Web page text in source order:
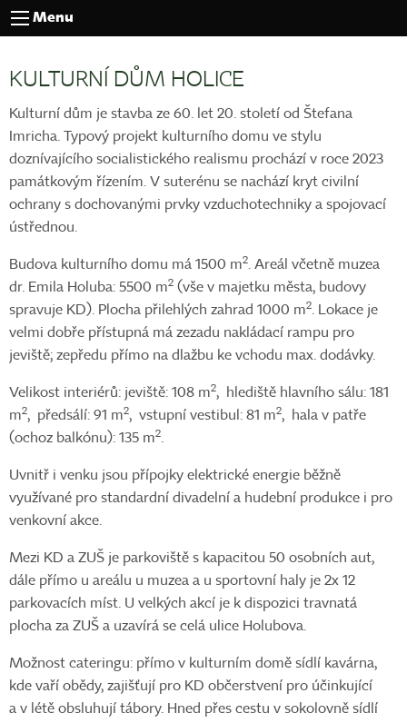
Menu
KULTURNÍ DŮM HOLICE
Kulturní dům je stavba ze 60. let 20. století od Štefana
Imricha. Typový projekt kulturního domu ve stylu
doznívajícího socialistického realismu prochází v roce 2023
památkovým řízením. V suterénu se nachází kryt civilní
ochrany s dochovanými prvky vzduchotechniky a spojovací
ústřednou.
Budova kulturního domu má 1500 m2. Areál včetně muzea
dr. Emila Holuba: 5500 m2 (vše v majetku města, budovy
spravuje KD). Plocha přilehlých zahrad 1000 m2. Lokace je
velmi dobře přístupná má zezadu nakládací rampu pro
jeviště; zepředu přímo na dlažbu ke vchodu max. dodávky.
Velikost interiérů: jeviště: 108 m2, hlediště hlavního sálu: 181
m2, předsálí: 91 m2, vstupní vestibul: 81 m2, hala v patře
(ochoz balkónu): 135 m2.
Uvnitř i venku jsou přípojky elektrické energie běžně
využívané pro standardní divadelní a hudební produkce i pro
venkovní akce.
Mezi KD a ZUŠ je parkoviště s kapacitou 50 osobních aut,
dále přímo u areálu u muzea a u sportovní haly je 2x 12
parkovacích míst. U velkých akcí je k dispozici travnatá
plocha za ZUŠ a uzavírá se celá ulice Holubova.
Možnost cateringu: přímo v kulturním domě sídlí kavárna,
kde vaří obědy, zajišťují pro KD občerstvení pro účinkující
a v létě obsluhují tábory. Hned přes cestu v sokolovně sídlí